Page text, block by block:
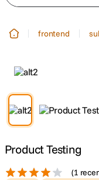
3 trepied
. canon sx740
frontend
Product Testing
(1